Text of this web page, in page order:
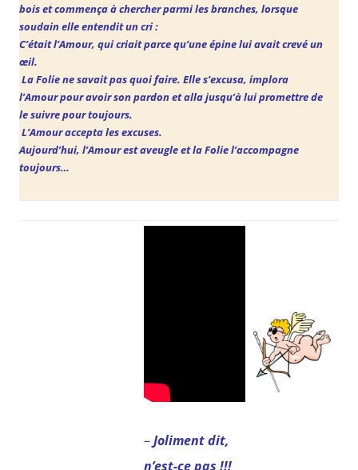
bois et commença à chercher parmi les branches, lorsque
soudain elle entendit un cri :
C’était l’Amour, qui criait parce qu’une épine lui avait crevé un
œil.
La Foliene savait pas quoi faire. Elle s’excusa, implora
l’Amour pour avoir son pardon et alla jusqu’à lui promettre de
le suivre pour toujours.
L’Amouraccepta les excuses.
Aujourd’hui, l’Amour est aveugle et la Folie l’accompagne
toujours…
–Joliment dit,
n’est-ce pas !!!